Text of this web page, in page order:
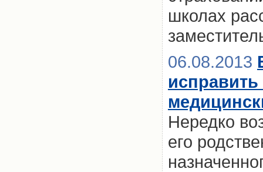
школах
06.08.2013
исправить
Нередко
его